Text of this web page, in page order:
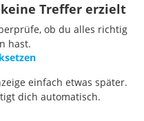
Treffer erzielt
ob du alles richtig
hast.
einfach etwas später.
dich automatisch.